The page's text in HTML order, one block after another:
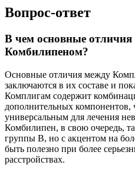
Вопрос-ответ
В чем основные
Комбилипеном?
Основные отличия между
заключаются в их составе и
Комплигам содержит
дополнительных компонентов,
универсальным для лечения
Комбилипен, в свою очередь,
группы B, но с акцентом на
быть полезно при более
расстройствах.